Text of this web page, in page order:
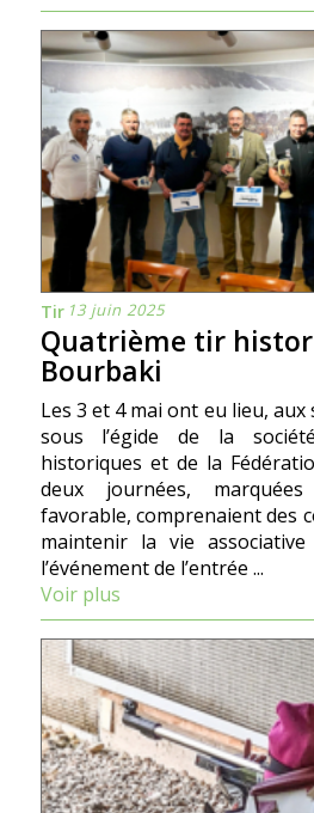
Tir 13 juin 2025
Quatrième tir
Bourbaki
Les 3 et 4 mai ont eu lieu,
sous l’égide de la
historiques et de la
deux journées,
favorable, comprenaient des
maintenir la vie
l’événement de l’entrée ...
Voir plus